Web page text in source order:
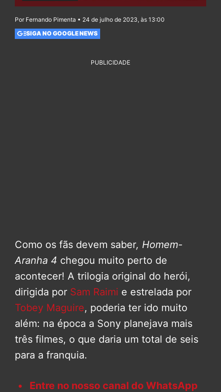
Por Fernando Pimenta • 24 de julho de 2023, às 13:00
SIGA NO GOOGLE NEWS
PUBLICIDADE
Como os fãs devem saber, Homem-
Aranha 4 chegou muito perto de
acontecer! A trilogia original do herói,
dirigida por Sam Raimi e estrelada por
Tobey Maguire, poderia ter ido muito
além: na época a Sony planejava mais
três filmes, o que daria um total de seis
para a franquia.
Entre no nosso canal do WhatsApp